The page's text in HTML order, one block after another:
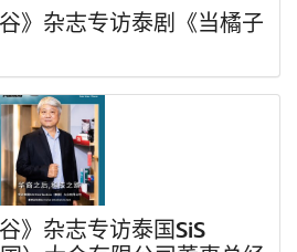
》杂志专访泰剧《当橘子
》杂志专访泰国SiS